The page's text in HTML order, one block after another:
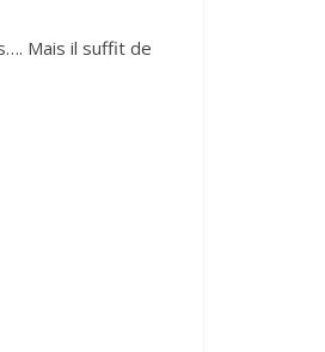
Mais il suffit de